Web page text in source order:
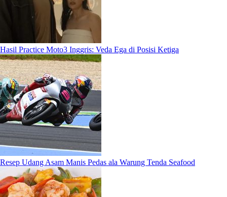
Hasil Practice Moto3 Inggris: Veda Ega di Posisi Ketiga
Resep Udang Asam Manis Pedas ala Warung Tenda Seafood